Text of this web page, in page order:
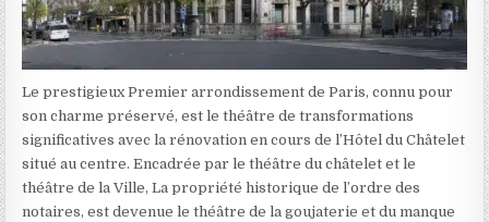
Le prestigieux Premier arrondissement de Paris, connu pour
son charme préservé, est le théâtre de transformations
significatives avec la rénovation en cours de l’Hôtel du Châtelet
situé au centre. Encadrée par le théâtre du châtelet et le
théâtre de la Ville, La propriété historique de l’ordre des
notaires, est devenue le théâtre de la goujaterie et du manque